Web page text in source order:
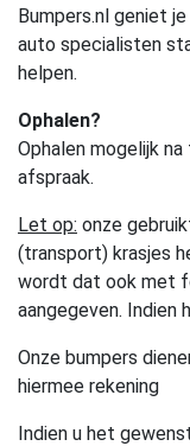
Bumpers.nl geniet
auto specialisten
helpen.
Ophalen?
Ophalen mogelijk
afspraak.
Let op: onze
(transport) krasjes
wordt dat ook met
aangegeven. Indien
Onze bumpers
hiermee rekening
Indien u het